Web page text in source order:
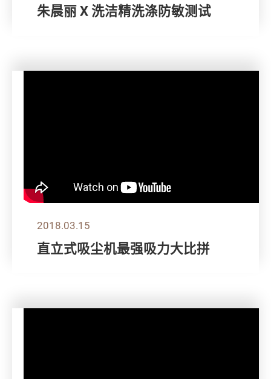
朱晨丽 X 洗洁精洗涤防敏测试
2018.03.15
直立式吸尘机最强吸力大比拼